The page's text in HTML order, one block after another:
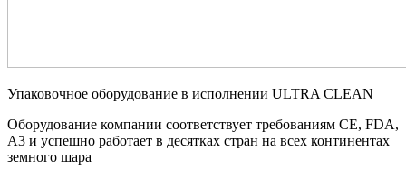
Упаковочное оборудование в исполнении ULTRA CLEAN
Оборудование компании соответствует требованиям CE, FDA,
А3 и успешно работает в десятках стран на всех континентах
земного шара